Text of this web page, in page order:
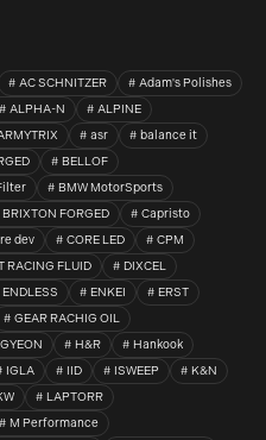
AC SCHNITZER
Adam's Polishes
ALPHA-N
ALPINE
asr
balance it
BELLOF
BMW MotorSports
BRIXTON FORGED
Capristo
dev CORE LED
CPM
RACING FLUID
DIXCEL
ENDLESS ENKEI
ERST
GEAR RACHIG OIL
GYEON H&R
Hankook
IGLA IID ISWEEP
K&N
LAPTORR
M Performance